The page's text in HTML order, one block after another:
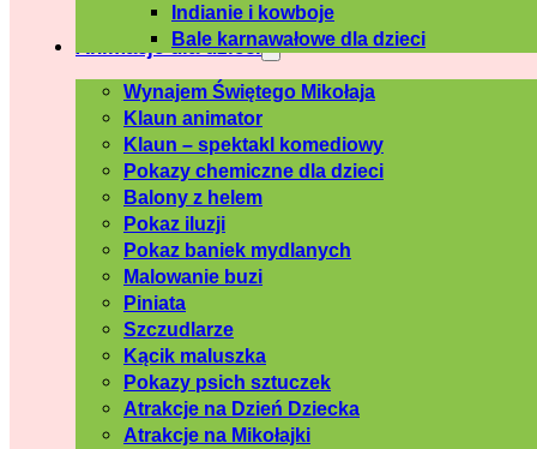
Indianie i kowboje
Bale karnawałowe dla dzieci
Animacje dla dzieci
Wynajem Świętego Mikołaja
Klaun animator
Klaun – spektakl komediowy
Pokazy chemiczne dla dzieci
Balony z helem
Pokaz iluzji
Pokaz baniek mydlanych
Malowanie buzi
Piniata
Szczudlarze
Kącik maluszka
Pokazy psich sztuczek
Atrakcje na Dzień Dziecka
Atrakcje na Mikołajki